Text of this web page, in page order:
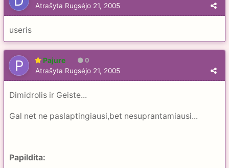
Atrašyta Rugsėjo 21, 2005
useris
Pajure 0
Atrašyta Rugsėjo 21, 2005
Dimidrolis ir Geiste...
Gal net ne paslaptingiausi,bet nesuprantamiausi...
Papildita: